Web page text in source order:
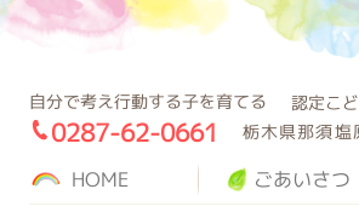
自分で考え行動する子を育てる 認定こ
0287-62-0661 栃木県那須
HOME ごあいさつ